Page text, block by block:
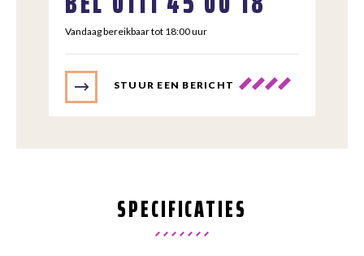
Vandaag bereikbaar tot 18:00 uur
STUUR EEN BERICHT
SPECIFICATIES